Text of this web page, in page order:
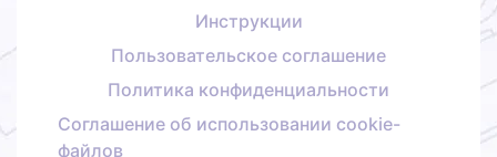
Инструкции
Пользовательское соглашение
Политика конфиденциальности
Соглашение об использовании cookie-
файлов